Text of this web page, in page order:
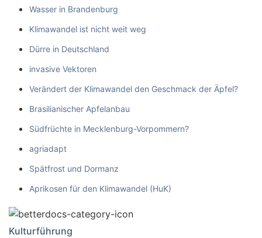
Wasser in Brandenburg
Klimawandel ist nicht weit weg
Dürre in Deutschland
invasive Vektoren
Verändert der Klimawandel den Geschmack der Äpfel?
Brasilianischer Apfelanbau
Südfrüchte in Mecklenburg-Vorpommern?
agriadapt
Spätfrost und Dormanz
Aprikosen für den Klimawandel (HuK)
Kulturführung